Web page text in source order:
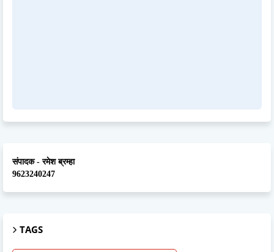
संपादक - रमेश ब्रम्हा
9623240247
TAGS